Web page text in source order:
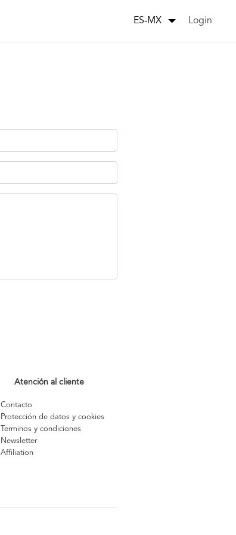
ES-MX Login
Atención al cliente
Contacto
Protección de datos y cookies
Terminos y condiciones
Newsletter
Affiliation